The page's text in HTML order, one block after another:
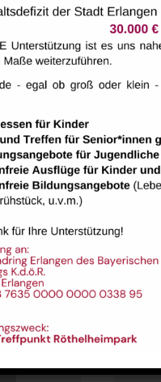
VERANSTALTUNGSORT
112